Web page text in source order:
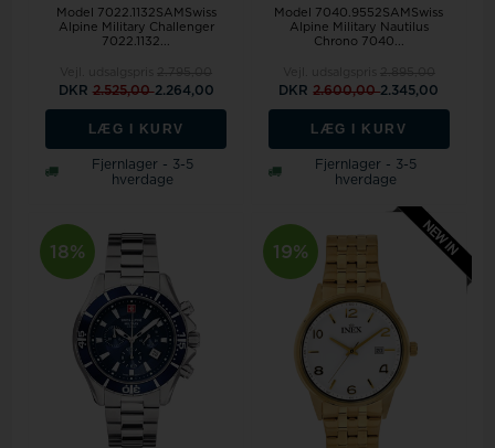
Model 7022.1132SAMSwiss
Alpine Military Challenger
7022.1132...
DKR 2.525,002.264,00
LÆG I KURV
Fjernlager - 3-5
hverdage
Model 7040.9552SAMSwiss
Alpine Military Nautilus
Chrono 7040...
DKR2.600,002.345,00
LÆG I KURV
Fjernlager - 3-5
hverdage
18% 19%